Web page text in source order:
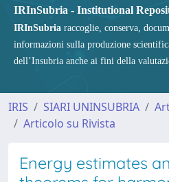
IRInSubria - Institutional
IRInSubria raccoglie, conserva,
informazioni sulla produzione
dell’Insubria anche ai fini della
IRIS SIARI UNINSUBRIA
Articolo su Rivista
Energy estimates